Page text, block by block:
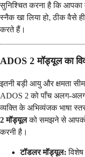
सुनिश्चित करना है कि
स्नैक खा लिया हो, ठीक वैसे
करते हैं।
ADOS 2 मॉड्यूल का
इतनी बड़ी आयु और क्षमता
ADOS 2 को पाँच अलग-अलग
व्यक्ति के अभिव्यंजक भाषा
2 मॉड्यूलको समझने से आपको
करनी है।
टॉडलर मॉड्यूल: